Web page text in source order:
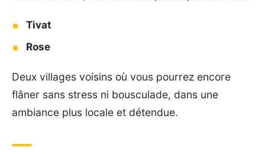
Tivat
Rose
Deux villages voisins où vous pourrez encore
flâner sans stress ni bousculade, dans une
ambiance plus locale et détendue.